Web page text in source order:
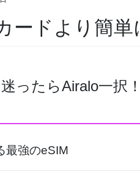
ードより簡
ったらAiralo一択！
最強のeSIM